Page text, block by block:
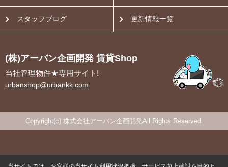
スタッフブログ 更新情報一覧
(株)アーバン企画開発 賃貸Shop
当社管理物件★専用サイト!
urbanshop@urbankk.com
Copyright(c) 株式会社アーバン企画開発All Rights Reserved.